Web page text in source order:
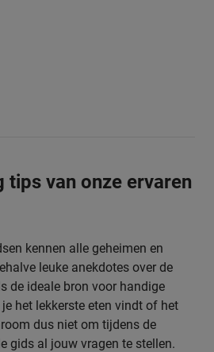
tips van onze ervaren
kennen alle geheimen en
leuke anekdotes over de
de ideale bron voor handige
het lekkerste eten vindt of het
dus niet om tijdens de
gids al jouw vragen te stellen.